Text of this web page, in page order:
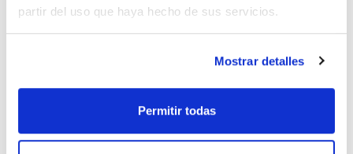
partir del uso que haya hecho de sus servicios.
Mostrar detalles
Permitir todas
Referencia
Envase
Precio